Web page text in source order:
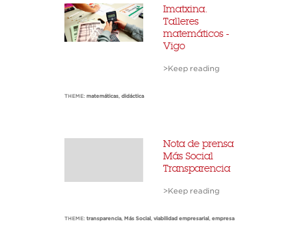
Imatxina.
Talleres
matemáticos -
Vigo
>Keep reading
THEME: matemáticas, didáctica
Nota de prensa
Más Social
Transparencia
>Keep reading
THEME: transparencia, Más Social , viabilidad empresarial , empresa